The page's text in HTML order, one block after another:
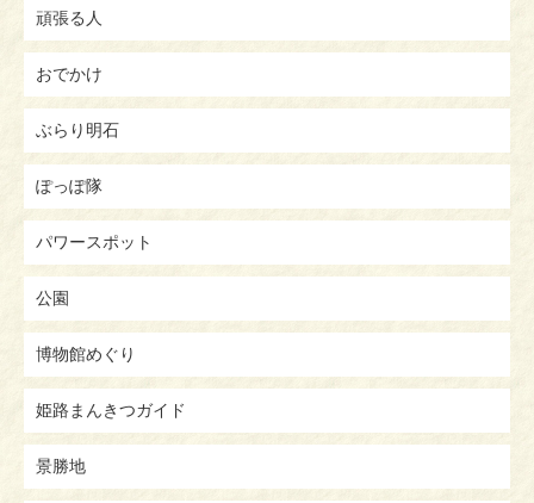
頑張る人
おでかけ
ぶらり明石
ぽっぽ隊
パワースポット
公園
博物館めぐり
姫路まんきつガイド
景勝地